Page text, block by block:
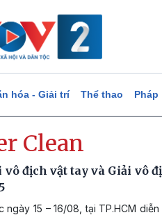
hóa - Giải trí Thể thao Pháp
Clean
địch vật tay và Giải vô
ngày 15 – 16/08, tại TP.HCM